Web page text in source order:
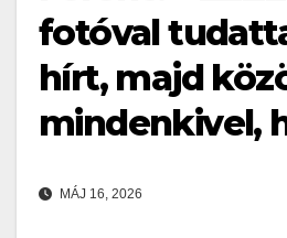
fotóval
hírt, majd
mindenkivel,
MÁJ 16, 2026